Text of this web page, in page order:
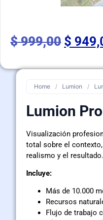
$999,00 $
Home / Lumion /
Lumion
Visualización
total sobre el
realismo y el resultado.
Incluye:
Más de 10.000
Recursos
Flujo de trabajo